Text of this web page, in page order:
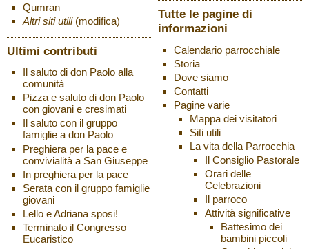
Qumran
Altri siti utili (modifica)
Ultimi contributi
Il saluto di don Paolo alla
comunità
Pizza e saluto di don Paolo
con giovani e cresimati
Il saluto con il gruppo
famiglie a don Paolo
Preghiera per la pace e
convivialità a San Giuseppe
In preghiera per la pace
Serata con il gruppo famiglie
giovani
Lello e Adriana sposi!
Terminato il Congresso
Eucaristico
Tutte le pagine di
informazioni
Calendario parrocchiale
Storia
Dove siamo
Contatti
Pagine varie
Mappa dei visitatori
Siti utili
La vita della Parrocchia
Il Consiglio Pastorale
Orari delle
Celebrazioni
Il parroco
Attività significative
Battesimo dei
bambini piccoli